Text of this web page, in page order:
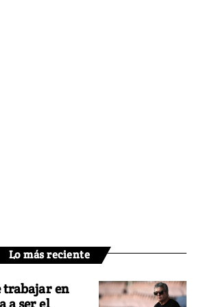
Lo más reciente
trabajar en